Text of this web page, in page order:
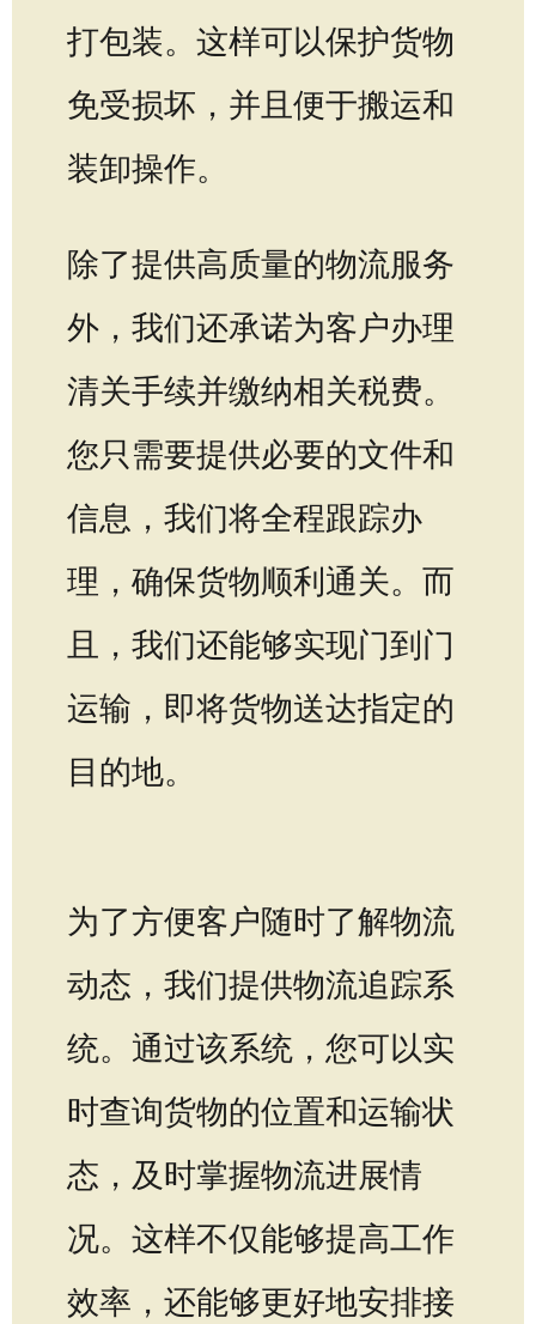
打包装。这样可以保护货物
免受损坏，并且便于搬运和
装卸操作。
除了提供高质量的物流服务
外，我们还承诺为客户办理
清关手续并缴纳相关税费。
您只需要提供必要的文件和
信息，我们将全程跟踪办
理，确保货物顺利通关。而
且，我们还能够实现门到门
运输，即将货物送达指定的
目的地。
为了方便客户随时了解物流
动态，我们提供物流追踪系
统。通过该系统，您可以实
时查询货物的位置和运输状
态，及时掌握物流进展情
况。这样不仅能够提高工作
效率，还能够更好地安排接